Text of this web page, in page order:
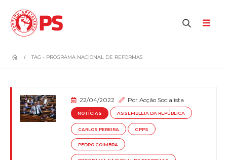
TAG - PROGRAMA NACIONAL DE REFORMAS
22/04/2022 PorAcção Socialista
NOTÍCIAS ASSEMBLEIA DA REPÚBLICA
CARLOS PEREIRA GPPS
PEDRO COIMBRA